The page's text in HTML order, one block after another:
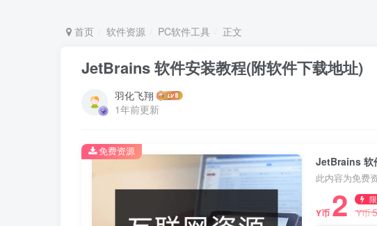
首页 软件资源 PC软件工具 正文
JetBrains 软件安装教程(附软件下载地址)
羽化飞翔
1年前更新
JetBrains 软
此内容为免费
Y币 2 Y币5
免费资源